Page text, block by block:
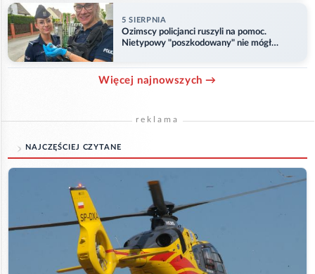
5 SIERPNIA
Ozimscy policjanci ruszyli na pomoc.
Nietypowy "poszkodowany" nie mógł
Więcej najnowszych →
reklama
NAJCZĘŚCIEJ CZYTANE